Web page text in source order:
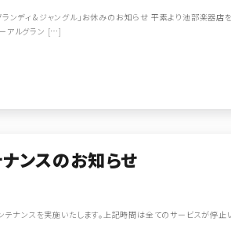
ンディ＆ジャングル」お休みのお知らせ 平素より池部楽器店
ーアルグラン […]
ンスのお知らせ
ナンスを実施いたします。上記時間は全てのサービスが停止